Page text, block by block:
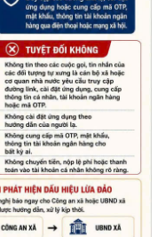
xã với thanh niên,
lập Đội TNTP Hồ Chí
136 năm ngày
– 19/05/2026).
về quy định thủ tục